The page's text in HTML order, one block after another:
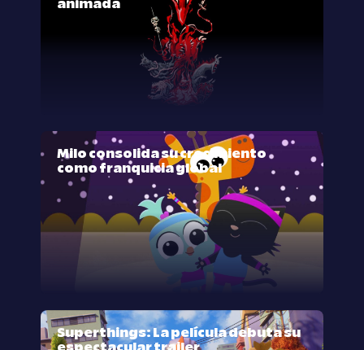
animada
Milo consolida su crecimiento
como franquicia global
Superthings: La película debuta su